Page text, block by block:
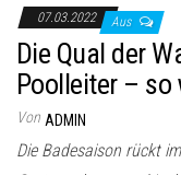
07.03.2022 Aus
Die Qual der
Poolleiter – so
Von ADMIN
Die Badesaison rückt